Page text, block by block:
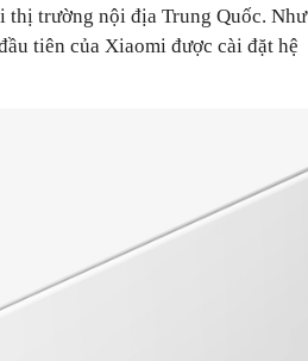
thị trường nội địa Trung Quốc. Như
tiên của Xiaomi được cài đặt hệ